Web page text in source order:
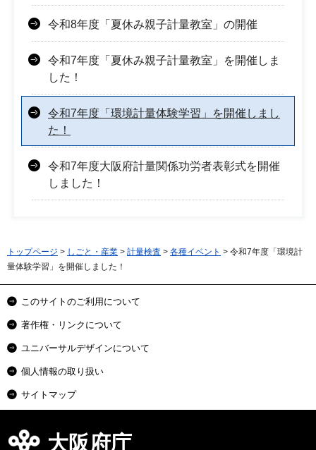
令和8年度「夏休み親子計量教室」の開催
令和7年度「夏休み親子計量教室」を開催しま
した！
令和7年度「環境計量体験学習」を開催しまし
た！
令和7年度大阪府計量関係功労者表彰式を開催
しました！
トップページ > しごと・産業 > 計量検査 > 各種イベント > 令和7年度「環境計
量体験学習」を開催しました！
このサイトのご利用について
著作権・リンクについて
ユニバーサルデザインについて
個人情報の取り扱い
サイトマップ
大阪府庁